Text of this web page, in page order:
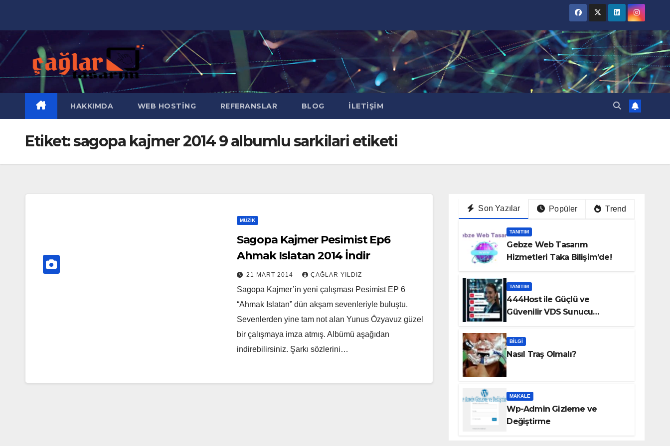
content
HAKKIMDA WEB HOSTING REFERANSLAR BLOG İLETIŞIM
Etiket:sagopa kajmer 2014 9 albumlu sarkilari etiketi
MÜZIK
Sagopa Kajmer Pesimist Ep6
Ahmak Islatan 2014 İndir
21 MART 2014 ÇAĞLAR YILDIZ
Sagopa Kajmer’in yeni çalışması Pesimist EP 6
“Ahmak Islatan” dün akşam sevenleriyle buluştu.
Sevenlerden yine tam not alan Yunus Özyavuz güzel
bir çalışmaya imza atmış. Albümü aşağıdan
indirebilirsiniz. Şarkı sözlerini…
Son Yazılar Popüler Trend
TANITIM
Gebze Web Tasarım
Hizmetleri Taka Bilişim’de!
TANITIM
444Host ile Güçlü ve
Güvenilir VDS Sunucu
BILGI
Nasıl Traş Olmalı?
MAKALE
Wp-Admin Gizleme ve
Değiştirme